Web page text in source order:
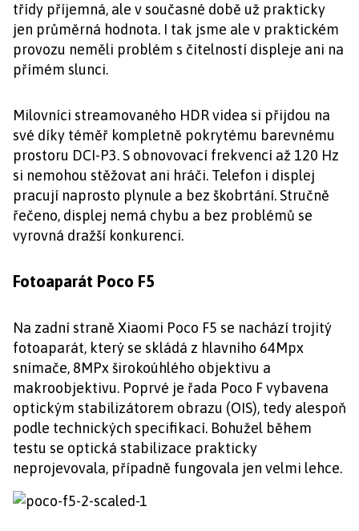
třídy příjemná, ale v současné době už prakticky
jen průměrná hodnota. I tak jsme ale v praktickém
provozu neměli problém s čitelností displeje ani na
přímém slunci.
Milovníci streamovaného HDR videa si přijdou na
své díky téměř kompletně pokrytému barevnému
prostoru DCI-P3. S obnovovací frekvencí až 120 Hz
si nemohou stěžovat ani hráči. Telefon i displej
pracují naprosto plynule a bez škobrtání. Stručně
řečeno, displej nemá chybu a bez problémů se
vyrovná dražší konkurenci.
Fotoaparát Poco F5
Na zadní straně Xiaomi Poco F5 se nachází trojitý
fotoaparát, který se skládá z hlavního 64Mpx
snímače, 8MPx širokoúhlého objektivu a
makroobjektivu. Poprvé je řada Poco F vybavena
optickým stabilizátorem obrazu (OIS), tedy alespoň
podle technických specifikací. Bohužel během
testu se optická stabilizace prakticky
neprojevovala, případně fungovala jen velmi lehce.